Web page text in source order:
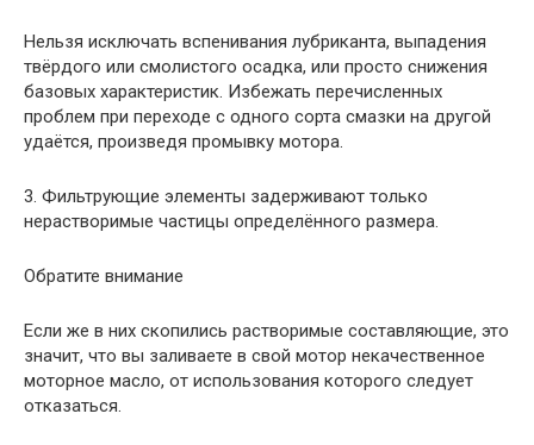
Нельзя исключать вспенивания лубриканта, выпадения
твёрдого или смолистого осадка, или просто снижения
базовых характеристик. Избежать перечисленных
проблем при переходе с одного сорта смазки на другой
удаётся, произведя промывку мотора.
3. Фильтрующие элементы задерживают только
нерастворимые частицы определённого размера.
Обратите внимание
Если же в них скопились растворимые составляющие, это
значит, что вы заливаете в свой мотор некачественное
моторное масло, от использования которого следует
отказаться.